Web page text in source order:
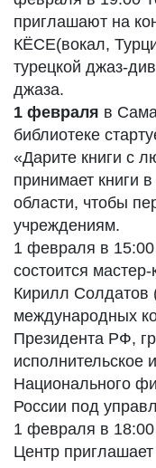
приглашают на
КЁСЕ(вокал,
турецкой джаз-
джаза.
1 февраля в
библиотеке
«Дарите книги с
принимает книги
области, чтобы
учреждениям.
1 февраля в
состоится
Кирилл Солдатов
международных
Президента РФ,
исполнительское
Национального
России под
1 февраля в
Центр